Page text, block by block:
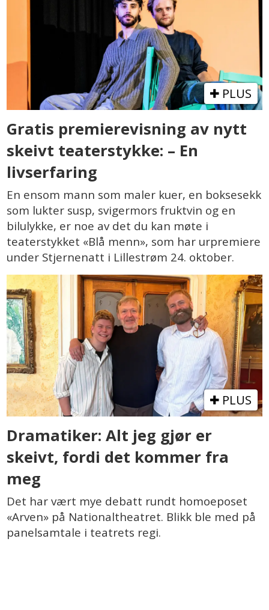
PLUS
Gratis premierevisning av nytt
skeivt teaterstykke: – En
livserfaring
En ensom mann som maler kuer, en boksesekk
som lukter susp, svigermors fruktvin og en
bilulykke, er noe av det du kan møte i
teaterstykket «Blå menn», som har urpremiere
under Stjernenatt i Lillestrøm 24. oktober.
PLUS
Dramatiker: Alt jeg gjør er
skeivt, fordi det kommer fra
meg
Det har vært mye debatt rundt homoeposet
«Arven» på Nationaltheatret. Blikk ble med på
panelsamtale i teatrets regi.